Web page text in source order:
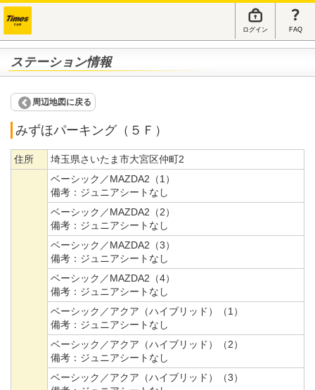
ログイン FAQ
ステーション情報
周辺地図に戻る
みずほパーキング（５Ｆ）
住所 埼玉県さいたま市大宮区仲町2
ベーシック／MAZDA2（1）
備考： ジュニアシートなし
ベーシック／MAZDA2（2）
備考： ジュニアシートなし
ベーシック／MAZDA2（3）
備考： ジュニアシートなし
ベーシック／MAZDA2（4）
備考： ジュニアシートなし
ベーシック／アクア（ハイブリッド）（1）
備考： ジュニアシートなし
ベーシック／アクア（ハイブリッド）（2）
備考： ジュニアシートなし
ベーシック／アクア（ハイブリッド）（3）